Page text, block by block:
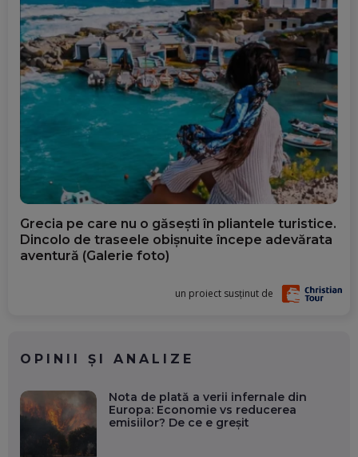
Grecia pe care nu o găsești în pliantele turistice.
Dincolo de traseele obișnuite începe adevărata
aventură (Galerie foto)
un proiect susținut de
OPINII ȘI ANALIZE
Nota de plată a verii infernale din
Europa: Economie vs reducerea
emisiilor? De ce e greșit